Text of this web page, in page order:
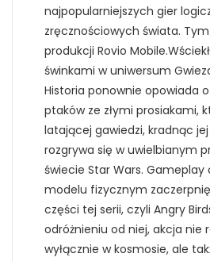
najpopularniejszych gier
zręcznościowych świata.
produkcji Rovio
świnkami w uniwersum
Historia ponownie opowiada
ptaków ze złymi prosiakami,
latającej gawiedzi, kradnąc jej
rozgrywa się w uwielbianym
świecie Star Wars. Gameplay
modelu fizycznym
części tej serii, czyli Angry
odróżnieniu od niej, akcja nie
wyłącznie w kosmosie, ale